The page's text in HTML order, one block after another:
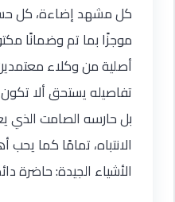
كل مشهد إضاءة، كل
موجزًا بما تم وضمانًا
أصلية من وكلاء
تفاصيله يستحق ألا
بل حارسه الصامت الذي
الانتباه، تمامًا كما
الأشياء الجيدة: حاضرة